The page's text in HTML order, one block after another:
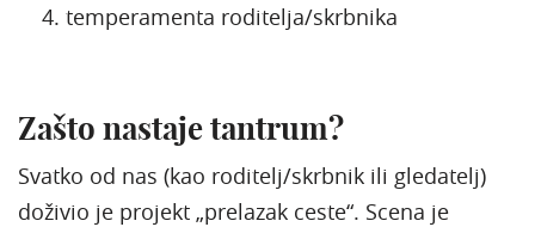
4. temperamenta roditelja/skrbnika
Zašto nastaje tantrum?
Svatko od nas (kao roditelj/skrbnik ili gledatelj)
doživio je projekt „prelazak ceste“. Scena je